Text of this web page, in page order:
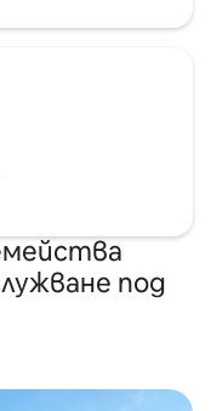
под